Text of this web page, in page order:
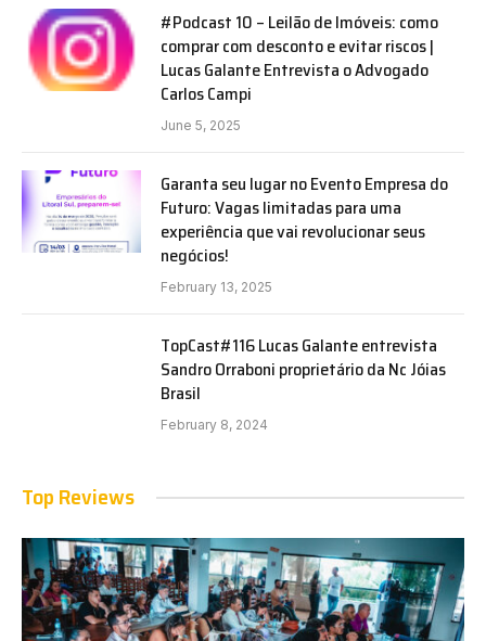
#Podcast 10 – Leilão de Imóveis: como
comprar com desconto e evitar riscos |
Lucas Galante Entrevista o Advogado
Carlos Campi
June 5, 2025
Garanta seu lugar no Evento Empresa do
Futuro: Vagas limitadas para uma
experiência que vai revolucionar seus
negócios!
February 13, 2025
TopCast#116 Lucas Galante entrevista
Sandro Orraboni proprietário da Nc Jóias
Brasil
February 8, 2024
Top Reviews